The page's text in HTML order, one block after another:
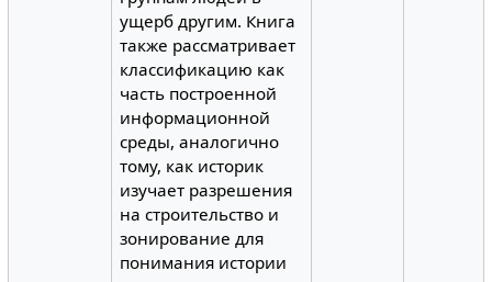
ущерб другим. Книга
также рассматривает
классификацию как
часть построенной
информационной
среды, аналогично
тому, как историк
изучает разрешения
на строительство и
зонирование для
понимания истории